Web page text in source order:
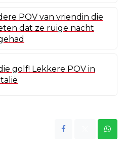
POV van vriendin die
dat ze ruige nacht
golf! Lekkere POV in